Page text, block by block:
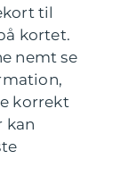
til
kortet.
nemt se
korrekt
kan